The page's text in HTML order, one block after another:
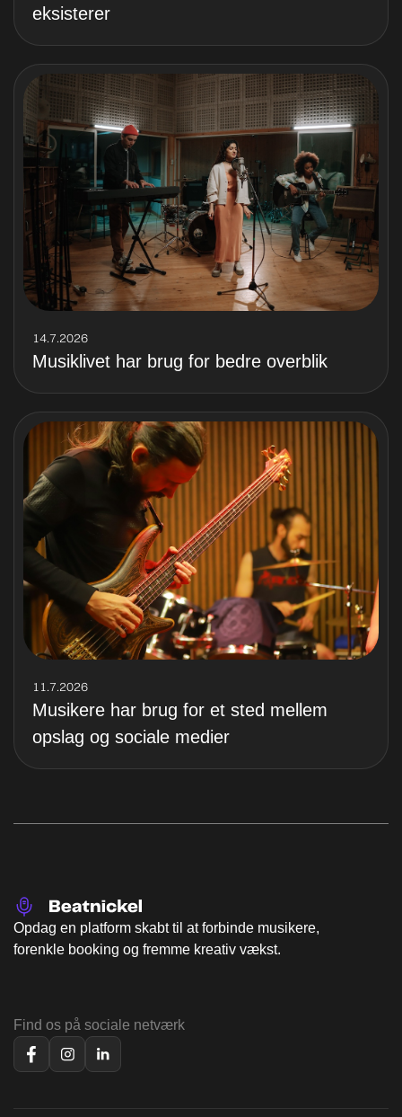
eksisterer
14.7.2026
Musiklivet har brug for bedre overblik
11.7.2026
Musikere har brug for et sted mellem
opslag og sociale medier
Opdag en platform skabt til at forbinde musikere,
forenkle booking og fremme kreativ vækst.
Find os på sociale netværk